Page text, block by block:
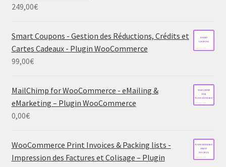
249,00€
Smart Coupons - Gestion des Réductions, Crédits et
Cartes Cadeaux - Plugin WooCommerce
99,00€
MailChimp for WooCommerce - eMailing &
eMarketing – Plugin WooCommerce
0,00€
WooCommerce Print Invoices & Packing lists -
Impression des Factures et Colisage – Plugin